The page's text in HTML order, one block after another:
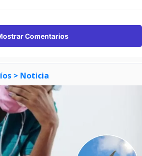
Comentarios
> Noticia